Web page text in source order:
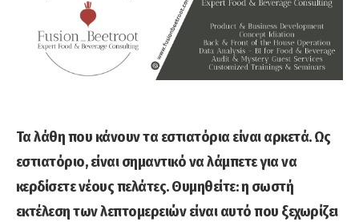
Τα λάθη που κάνουν τα εστιατόρια είναι αρκετά. Ως
εστιατόριο, είναι σημαντικό να λάμπετε για να
κερδίσετε νέους πελάτες. Θυμηθείτε: η σωστή
εκτέλεση των λεπτομερειών είναι αυτό που ξεχωρίζει